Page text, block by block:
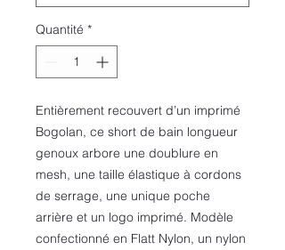
Quantité *
Entièrement recouvert d’un imprimé
Bogolan, ce short de bain longueur
genoux arbore une doublure en
mesh, une taille élastique à cordons
de serrage, une unique poche
arrière et un logo imprimé. Modèle
confectionné en Flatt Nylon, un nylon